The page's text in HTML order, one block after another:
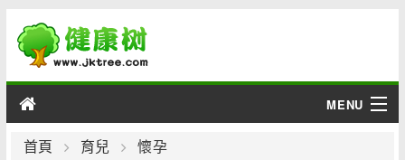
MENU
男性
首頁 育兒 懷孕